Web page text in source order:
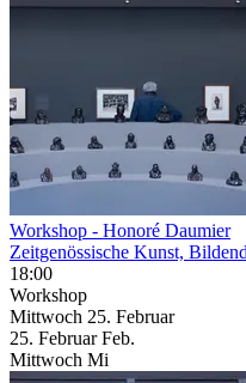
Workshop - Honoré Daumier
Zeitgenössische Kunst,
18:00
Workshop
Mittwoch 25. Februar
25. Februar Feb.
Mittwoch Mi